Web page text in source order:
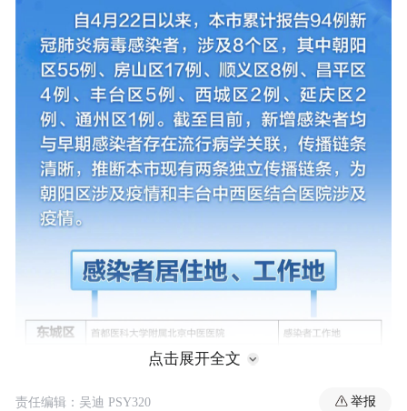
点击展开全文
责任编辑：吴迪 PSY320 举报